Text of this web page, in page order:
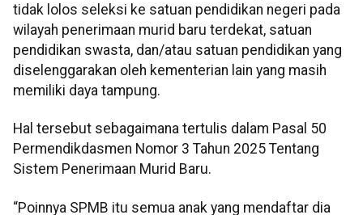
tidak lolos seleksi ke satuan pendidikan negeri pada
wilayah penerimaan murid baru terdekat, satuan
pendidikan swasta, dan/atau satuan pendidikan yang
diselenggarakan oleh kementerian lain yang masih
memiliki daya tampung.
Hal tersebut sebagaimana tertulis dalam Pasal 50
Permendikdasmen Nomor 3 Tahun 2025 Tentang
Sistem Penerimaan Murid Baru.
“Poinnya SPMB itu semua anak yang mendaftar dia